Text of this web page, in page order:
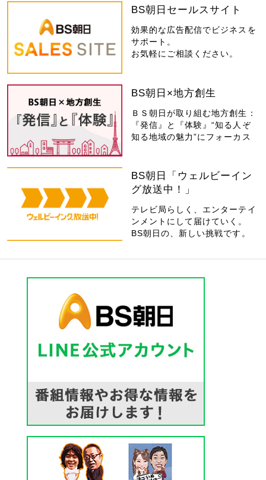
BS朝日セールスサイト
効果的な広告配信でビジネスを
サポート。
お気軽にご相談ください。
BS朝日×地方創生
ＢＳ朝日が取り組む地方創生：
『発信』と『体験』“知る人ぞ
知る地域の魅力”にフォーカス
BS朝日「ウェルビーイン
グ放送中！」
テレビ局らしく、エンターテイ
ンメントにして届けていく。
BS朝日の、新しい挑戦です。